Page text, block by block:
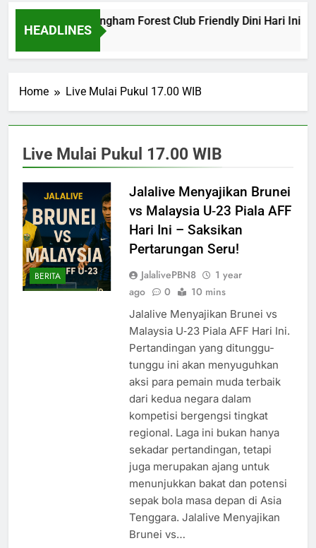
HEADLINES
Barcelona vs Nottingham Forest Club Friendly Dini Hari Ini
24 Hours Ago
Home Live Mulai Pukul 17.00 WIB
Live Mulai Pukul 17.00 WIB
BERITA
Jalalive Menyajikan Brunei
vs Malaysia U‑23 Piala AFF
Hari Ini – Saksikan
Pertarungan Seru!
JalalivePBN8
1 year
ago
0 10 mins
Jalalive Menyajikan Brunei vs
Malaysia U‑23 Piala AFF Hari Ini.
Pertandingan yang ditunggu-
tunggu ini akan menyuguhkan
aksi para pemain muda terbaik
dari kedua negara dalam
kompetisi bergengsi tingkat
regional. Laga ini bukan hanya
sekadar pertandingan, tetapi
juga merupakan ajang untuk
menunjukkan bakat dan potensi
sepak bola masa depan di Asia
Tenggara. Jalalive Menyajikan
Brunei vs…